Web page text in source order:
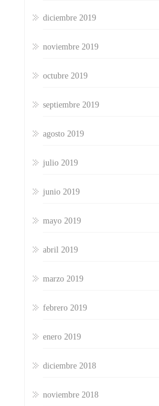
diciembre 2019
noviembre 2019
octubre 2019
septiembre 2019
agosto 2019
julio 2019
junio 2019
mayo 2019
abril 2019
marzo 2019
febrero 2019
enero 2019
diciembre 2018
noviembre 2018